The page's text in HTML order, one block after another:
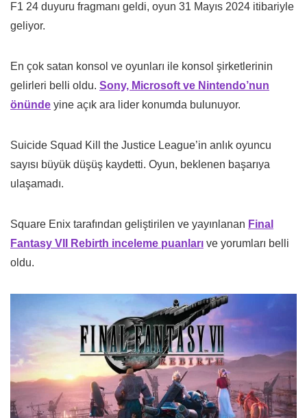
F1 24 duyuru fragmanı geldi, oyun 31 Mayıs 2024 itibariyle
geliyor.
En çok satan konsol ve oyunları ile konsol şirketlerinin
gelirleri belli oldu. Sony, Microsoft ve Nintendo’nun
önünde yine açık ara lider konumda bulunuyor.
Suicide Squad Kill the Justice League’in anlık oyuncu
sayısı büyük düşüş kaydetti. Oyun, beklenen başarıya
ulaşamadı.
Square Enix tarafından geliştirilen ve yayınlanan Final
Fantasy VII Rebirth inceleme puanları ve yorumları belli
oldu.